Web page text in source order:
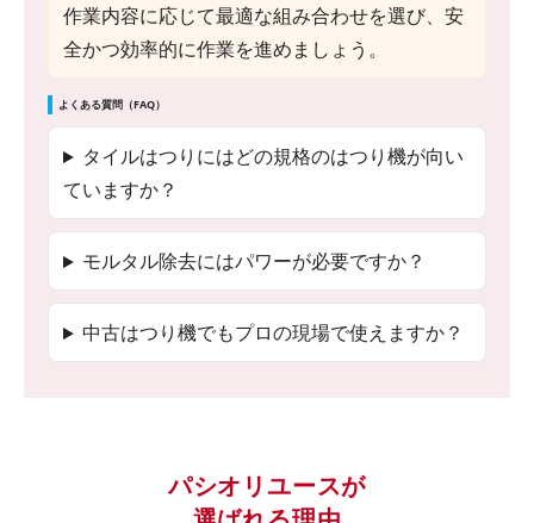
作業内容に応じて最適な組み合わせを選び、安
全かつ効率的に作業を進めましょう。
よくある質問（FAQ）
タイルはつりにはどの規格のはつり機が向い
ていますか？
モルタル除去にはパワーが必要ですか？
中古はつり機でもプロの現場で使えますか？
パシオリユースが